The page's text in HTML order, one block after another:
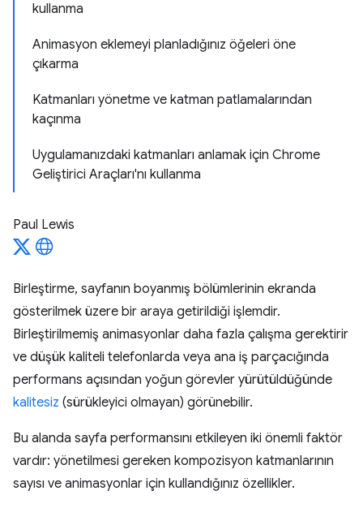
kullanma
Animasyon eklemeyi planladığınız öğeleri öne
çıkarma
Katmanları yönetme ve katman patlamalarından
kaçınma
Uygulamanızdaki katmanları anlamak için Chrome
Geliştirici Araçları'nı kullanma
Paul Lewis
Birleştirme, sayfanın boyanmış bölümlerinin ekranda
gösterilmek üzere bir araya getirildiği işlemdir.
Birleştirilmemiş animasyonlar daha fazla çalışma gerektirir
ve düşük kaliteli telefonlarda veya ana iş parçacığında
performans açısından yoğun görevler yürütüldüğünde
kalitesiz (sürükleyici olmayan) görünebilir.
Bu alanda sayfa performansını etkileyen iki önemli faktör
vardır: yönetilmesi gereken kompozisyon katmanlarının
sayısı ve animasyonlar için kullandığınız özellikler.